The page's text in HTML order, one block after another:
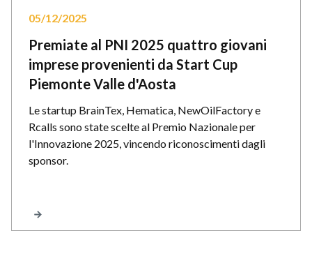
05/12/2025
Premiate al PNI 2025 quattro giovani
imprese provenienti da Start Cup
Piemonte Valle d'Aosta
Le startup BrainTex, Hematica, NewOilFactory e
Rcalls sono state scelte al Premio Nazionale per
l'Innovazione 2025, vincendo riconoscimenti dagli
sponsor.